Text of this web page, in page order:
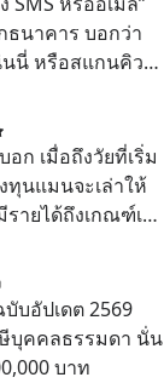
ธนาคาร บอกว่า
นี่ หรือสแกนคิว
#แก้เกม
#อยู่
เก๋า
ก เมื่อถึงวัยที่เริ่ม
ทุนแมนจะเล่าให้
ายได้ถึงเกณฑ์เสีย
ษีได้แล้ว ยังเป็น
แต่น้อยคน
าง
กับเรา แล้วเรา
บอัปเดต 2569
บุคคลธรรมดา นั่น
บาท